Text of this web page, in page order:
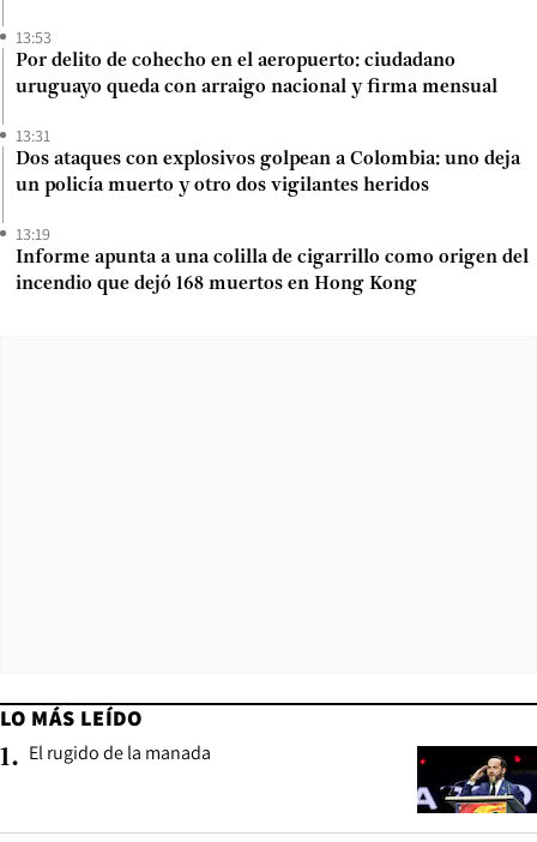
13:53
Por delito de cohecho en el aeropuerto: ciudadano
uruguayo queda con arraigo nacional y firma mensual
13:31
Dos ataques con explosivos golpean a Colombia: uno deja
un policía muerto y otro dos vigilantes heridos
13:19
Informe apunta a una colilla de cigarrillo como origen del
incendio que dejó 168 muertos en Hong Kong
LO MÁS LEÍDO
1. El rugido de la manada